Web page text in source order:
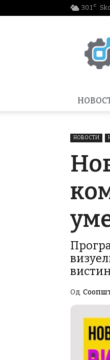
30.1 C
НОВОСТИ
Од